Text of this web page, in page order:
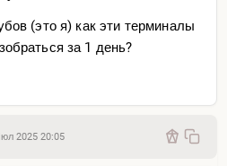
(это я) как эти терминалы
за 1 день?
2025 20:05